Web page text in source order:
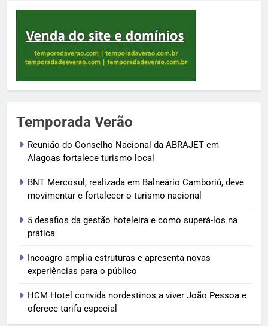
Temporada Verão
Reunião do Conselho Nacional da ABRAJET em
Alagoas fortalece turismo local
BNT Mercosul, realizada em Balneário Camboriú, deve
movimentar e fortalecer o turismo nacional
5 desafios da gestão hoteleira e como superá-los na
prática
Incoagro amplia estruturas e apresenta novas
experiências para o público
HCM Hotel convida nordestinos a viver João Pessoa e
oferece tarifa especial